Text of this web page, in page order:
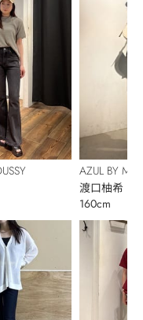
AZUL BY
渡口柚希
160cm